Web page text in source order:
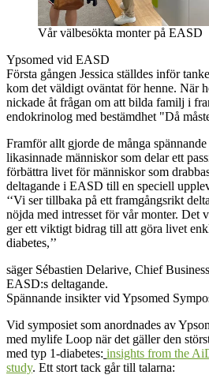
Vår välbesökta monter på EASD
Ypsomed vid EASD
Första gången Jessica ställdes inför
kom det väldigt oväntat för henne. När
nickade åt frågan om att bilda familj i
endokrinolog med bestämdhet "Då
Framför allt gjorde de många
likasinnade människor som delar ett
förbättra livet för människor som
deltagande i EASD till en speciell
‘‘Vi ser tillbaka på ett framgångsrikt
nöjda med intresset för vår monter. Det
ger ett viktigt bidrag till att göra livet
diabetes,’’
säger Sébastien Delarive, Chief
EASD:s deltagande.
Spännande insikter vid Ypsomed
Vid symposiet som anordnades av
med mylife Loop när det gäller den
med typ 1-diabetes: insights from the
study. Ett stort tack går till talarna: